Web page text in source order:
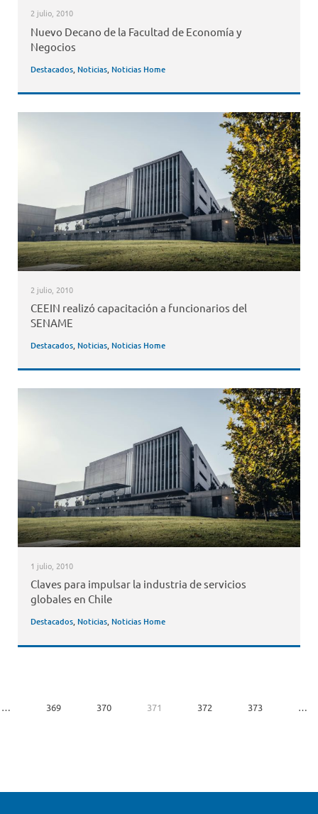
2 julio, 2010
Nuevo Decano de la Facultad de Economía y
Negocios
Destacados, Noticias, Noticias Home
2 julio, 2010
CEEIN realizó capacitación a funcionarios del
SENAME
Destacados, Noticias, Noticias Home
1 julio, 2010
Claves para impulsar la industria de servicios
globales en Chile
Destacados, Noticias, Noticias Home
… 369 370 371 372 373 …